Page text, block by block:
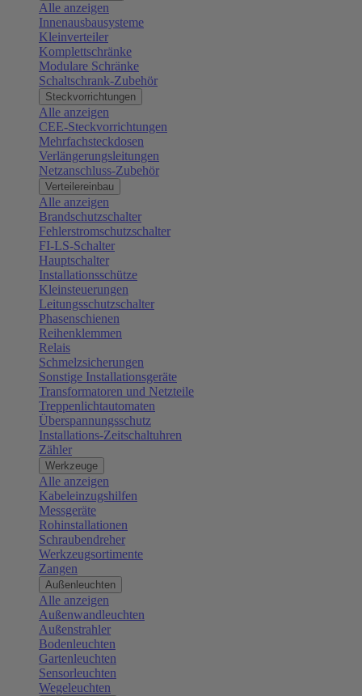
Alle anzeigen
Innenausbausysteme
Kleinverteiler
Komplettschränke
Modulare Schränke
Schaltschrank-Zubehör
Steckvorrichtungen
Alle anzeigen
CEE-Steckvorrichtungen
Mehrfachsteckdosen
Verlängerungsleitungen
Netzanschluss-Zubehör
Verteilereinbau
Alle anzeigen
Brandschutzschalter
Fehlerstromschutzschalter
FI-LS-Schalter
Hauptschalter
Installationsschütze
Kleinsteuerungen
Leitungsschutzschalter
Phasenschienen
Reihenklemmen
Relais
Schmelzsicherungen
Sonstige Installationsgeräte
Transformatoren und Netzteile
Treppenlichtautomaten
Überspannungsschutz
Installations-Zeitschaltuhren
Zähler
Werkzeuge
Alle anzeigen
Kabeleinzugshilfen
Messgeräte
Rohinstallationen
Schraubendreher
Werkzeugsortimente
Zangen
Außenleuchten
Alle anzeigen
Außenwandleuchten
Außenstrahler
Bodenleuchten
Gartenleuchten
Sensorleuchten
Wegeleuchten